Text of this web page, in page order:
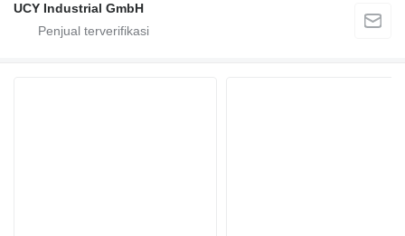
UCY Industrial GmbH